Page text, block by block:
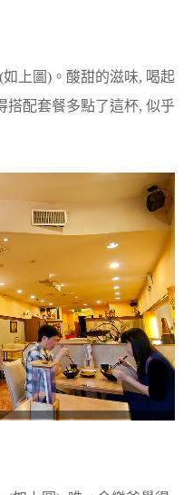
如上圖)。酸甜的滋味, 喝起
搭配套餐多點了這杯, 似乎